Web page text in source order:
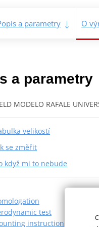
a parametry O
a parametry
MODELO RAFALE
velikostí
se změřit
když mi to nebude
test
instruction